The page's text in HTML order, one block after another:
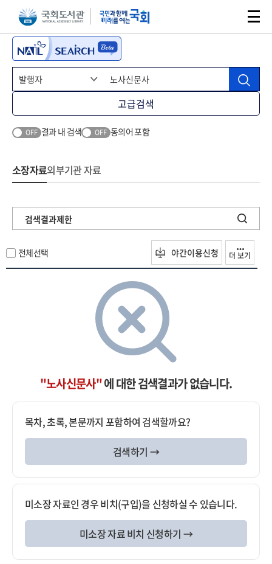
본문 바로가기주메뉴 바로가기
고급검색
OFF 결과 내 검색 OFF 동의어 포함
소장자료외부기관 자료
검색결과제한
전체선택 야간이용신청 더 보기
"노사신문사"에 대한 검색결과가 없습니다.
목차, 초록, 본문까지 포함하여 검색할까요?
검색하기 →
미소장 자료인 경우 비치(구입)을 신청하실 수 있습니다.
미소장 자료 비치 신청하기 →